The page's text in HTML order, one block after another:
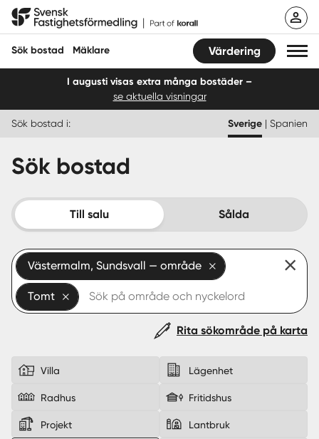
Hoppa
Svensk Fastighetsförmedling
Sök bostad Mäklare Värdering
Sälja
Köpa
Start
Logga in
I augusti visas extra många bostäder –
se aktuella visningar
Sök bostad i: Sverige | Spanien
Sök bostad
Till salu Sålda
Västermalm, Sundsvall — område
Tomt
Rita sökområde på karta
Villa Lägenhet
Radhus Fritidshus
Projekt Lantbruk